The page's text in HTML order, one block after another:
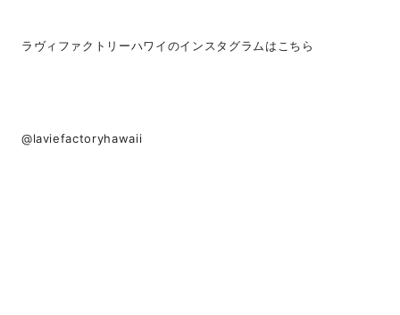
ラヴィファクトリーハワイのインスタグラムはこちら
@laviefactoryhawaii